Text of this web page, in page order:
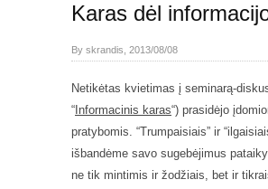
Karas dėl
By skrandis, 2013/08/08
Netikėtas kvietimas į seminarą-
“ Informacinis karas“) prasidėjo
pratybomis. “Trumpaisiais” ir
išbandėme savo sugebėjimus
ne tik mintimis ir žodžiais, bet ir